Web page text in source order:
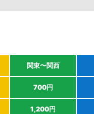
関東〜関西
700円
1,200円